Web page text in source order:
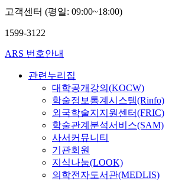
고객센터 (평일: 09:00~18:00)
1599-3122
ARS 번호안내
관련누리집
대학공개강의(KOCW)
학술정보통계시스템(Rinfo)
외국학술지지원센터(FRIC)
학술관계분석서비스(SAM)
사서커뮤니티
기관회원
지식나눔(LOOK)
의학전자도서관(MEDLIS)